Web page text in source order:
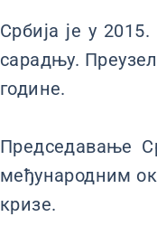
Србија је у
сарадњу.
године.
Председавање
међународним
кризе.